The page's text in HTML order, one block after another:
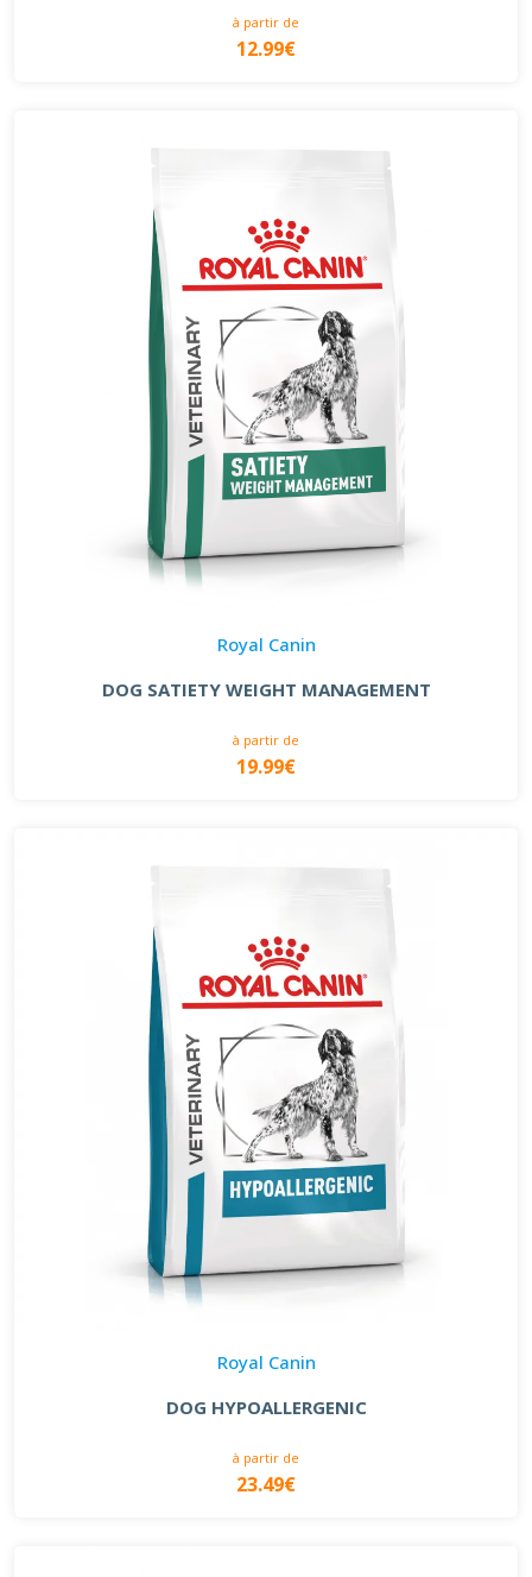
à partir de
12.99€
Royal Canin
DOG SATIETY WEIGHT MANAGEMENT
à partir de
19.99€
Royal Canin
DOG HYPOALLERGENIC
à partir de
23.49€